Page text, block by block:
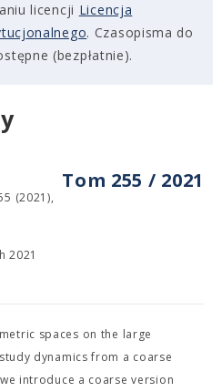
licencji Licencja
. Czasopisma do
(bezpłatnie).
Tom 255 / 2021
(2021),
2021
spaces on the large
dynamics from a coarse
introduce a coarse version